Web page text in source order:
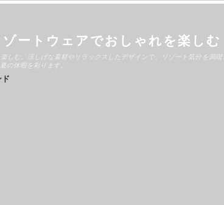
ートウェアでおしゃれを楽しむ
しむ。涼しげな素材やリラックスしたデザインで、リゾート気分を満
の休暇を彩ります。